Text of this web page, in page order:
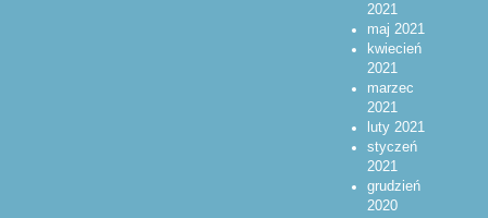
2021
maj 2021
kwiecień
2021
marzec
2021
luty 2021
styczeń
2021
grudzień
2020